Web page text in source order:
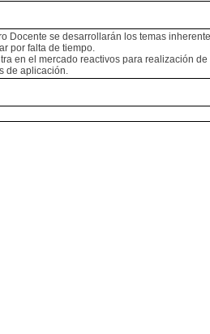
Docente se desarrollarán los temas
por falta de tiempo.
en el mercado reactivos para realización
de aplicación.